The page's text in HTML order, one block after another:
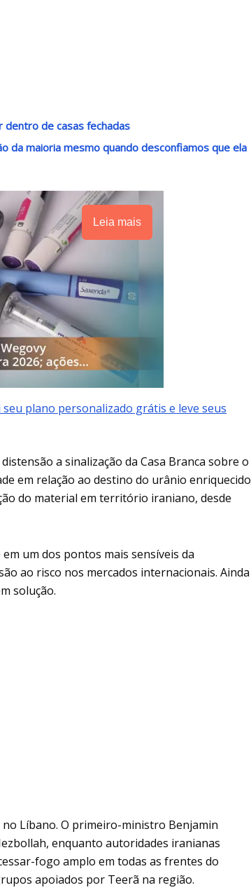
dentro de casas fechadas
da maioria mesmo quando desconfiamos que ela
Leia mais
plano personalizado grátis e leve seus
a sinalização da Casa Branca sobre o
em relação ao destino do urânio enriquecido
do material em território iraniano, desde
um dos pontos mais sensíveis da
ao risco nos mercados internacionais. Ainda
solução.
Líbano. O primeiro-ministro Benjamin
enquanto autoridades iranianas
fogo amplo em todas as frentes do
apoiados por Teerã na região.